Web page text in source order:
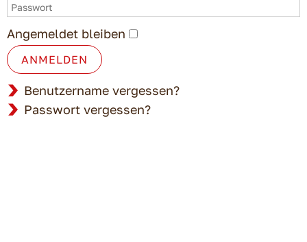
Angemeldet bleiben
ANMELDEN
Benutzername vergessen?
Passwort vergessen?